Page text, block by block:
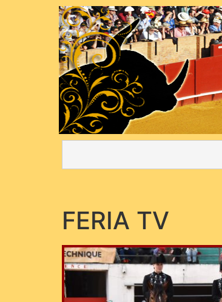
FERIA TV